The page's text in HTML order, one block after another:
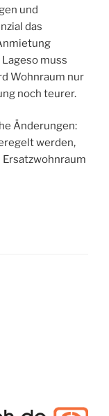
und
das
muss
Wohnraum nur
noch teurer.
Änderungen:
werden,